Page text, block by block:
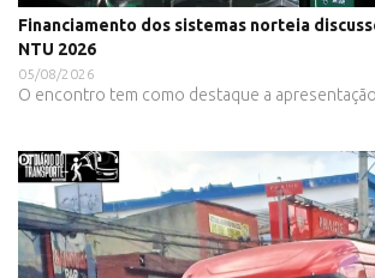
Financiamento dos sistemas norteia
NTU 2026
05/08/2026
O encontro tem como destaque a